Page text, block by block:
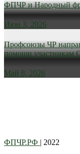
ФПЧР и Народный
Июн 3, 2026
Профсоюзы ЧР
помощи участникам
Май 8, 2026
ФПЧР.РФ | 2022